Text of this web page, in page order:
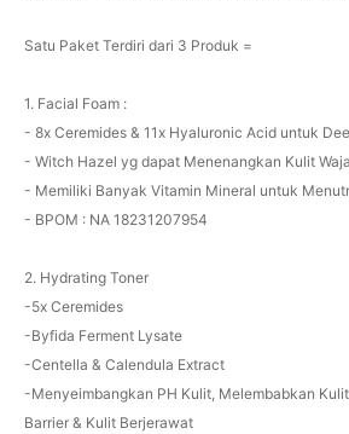
Satu Paket Terdiri dari 3 Produk =
1. Facial Foam :
- 8x Ceremides & 11x Hyaluronic Acid untuk
- Witch Hazel yg dapat Menenangkan Kulit
- Memiliki Banyak Vitamin Mineral untuk
- BPOM : NA 18231207954
2. Hydrating Toner
-5x Ceremides
-Byfida Ferment Lysate
-Centella & Calendula Extract
-Menyeimbangkan PH Kulit, Melembabkan
Barrier & Kulit Berjerawat